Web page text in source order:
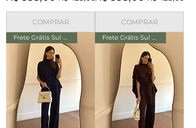
COMPRAR COMPRAR
Frete Grátis Sul e Sudeste Frete Grátis Sul e Sudeste